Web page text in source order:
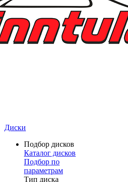
Диски
Подбор дисков
Каталог дисков
Подбор по
параметрам
Тип диска